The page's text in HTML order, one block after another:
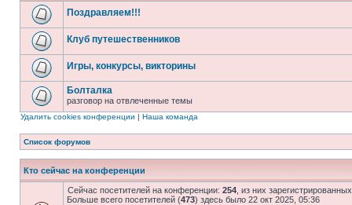
Поздравляем!!!
Клуб путешественников
Игры, конкурсы, викторины
Болталка
разговор на отвлеченные темы
Удалить cookies конференции | Наша команда
Список форумов
Кто сейчас на конференции
Сейчас посетителей на конференции: 254 , из них
Больше всего посетителей (473) здесь было 22 окт 2025, 05:36